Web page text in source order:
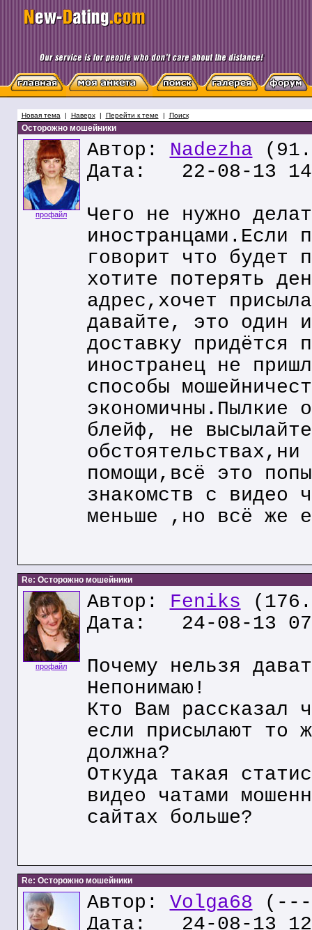
Новая тема | Наверх| Перейти к теме | Поиск
Осторожно мошейники
профайл
Автор: Nadezha
Дата: 22-08-13
Чего не нужно
иностранцами.Если
говорит что будет
хотите потерять
адрес,хочет
давайте, это один
доставку придётся
иностранец не
способы
экономичны.Пылкие
блейф, не
помощи,всё это
знакомств с видео
меньше ,но всё же
Re: Осторожно мошейники
профайл
Автор: Feniks
Дата: 24-08-13
Почему нельзя
Непонимаю!
Кто Вам рассказал
если присылают то
должна?
Откуда такая
видео чатами
сайтах больше?
Re: Осторожно мошейники
Автор: Volga68 (---
Дата: 24-08-13